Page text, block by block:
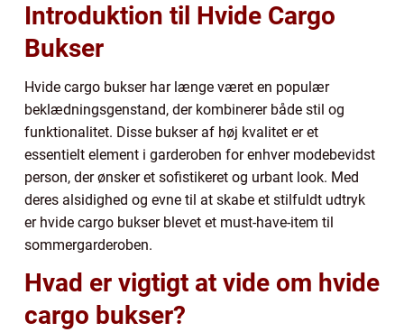
Introduktion til Hvide Cargo
Bukser
Hvide cargo bukser har længe været en populær
beklædningsgenstand, der kombinerer både stil og
funktionalitet. Disse bukser af høj kvalitet er et
essentielt element i garderoben for enhver modebevidst
person, der ønsker et sofistikeret og urbant look. Med
deres alsidighed og evne til at skabe et stilfuldt udtryk
er hvide cargo bukser blevet et must-have-item til
sommergarderoben.
Hvad er vigtigt at vide om hvide
cargo bukser?